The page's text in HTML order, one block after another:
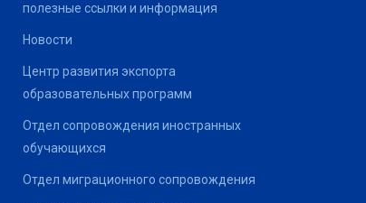
полезные ссылки и информация
Новости
Центр развития экспорта
образовательных программ
Отдел сопровождения иностранных
обучающихся
Отдел миграционного сопровождения